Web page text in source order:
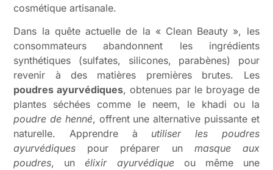
cosmétique artisanale.
Dans la quête actuelle de la « Clean Beauty », les
consommateurs abandonnent les ingrédients
synthétiques (sulfates, silicones, parabènes) pour
revenir à des matières premières brutes. Les
poudres ayurvédiques, obtenues par le broyage de
plantes séchées comme le neem, le khadi ou la
poudre de henné, offrent une alternative puissante et
naturelle. Apprendre à utiliser les poudres
ayurvédiques pour préparer un masque aux
poudres, unélixir ayurvédiqueou même une